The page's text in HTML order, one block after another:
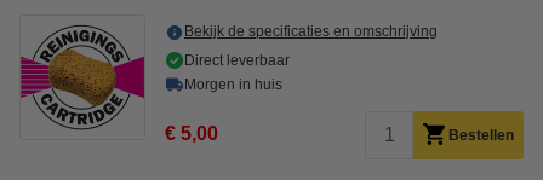
Bekijk de specificaties en omschrijving
Direct leverbaar
Morgen in huis
€ 5,00 Bestellen